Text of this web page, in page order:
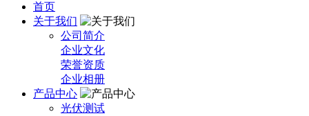
首页
关于我们
公司简介
企业文化
荣誉资质
企业相册
产品中心
光伏测试